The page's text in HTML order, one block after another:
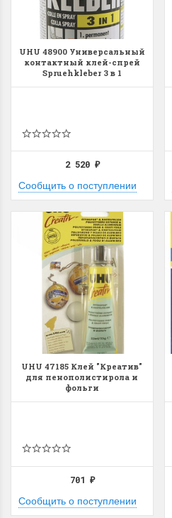
UHU 48900 Универсальный
контактный клей-спрей
Spruehkleber 3 в 1
2 520 ₽
Сообщить о поступлении
UHU 47185 Клей "Креатив"
для пенополистирола и
фольги
701 ₽
Сообщить о поступлении